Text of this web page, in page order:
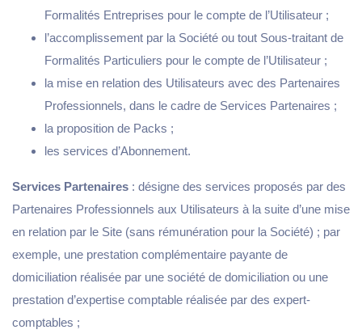
Formalités Entreprises pour le compte de l’Utilisateur ;
l’accomplissement par la Société ou tout Sous-traitant de
Formalités Particuliers pour le compte de l’Utilisateur ;
la mise en relation des Utilisateurs avec des Partenaires
Professionnels, dans le cadre de Services Partenaires ;
la proposition de Packs ;
les services d’Abonnement.
Services Partenaires : désigne des services proposés par des
Partenaires Professionnels aux Utilisateurs à la suite d’une mise
en relation par le Site (sans rémunération pour la Société) ; par
exemple, une prestation complémentaire payante de
domiciliation réalisée par une société de domiciliation ou une
prestation d’expertise comptable réalisée par des expert-
comptables ;